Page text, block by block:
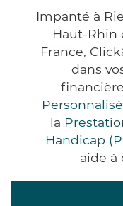
Impanté à
Haut-Rhin
France,
dans
la
Handicap
aide à